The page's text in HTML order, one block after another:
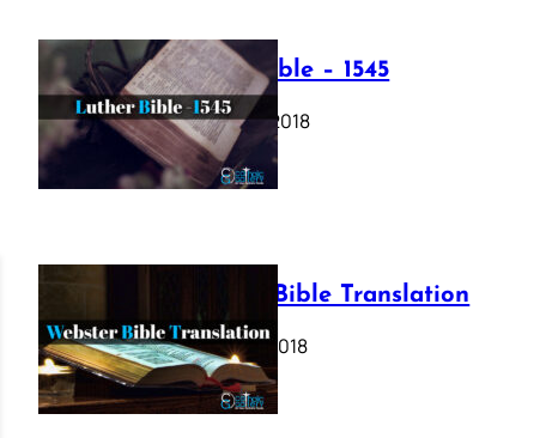
Luther Bible – 1545
October 17, 2018
Webster Bible Translation
October 11, 2018